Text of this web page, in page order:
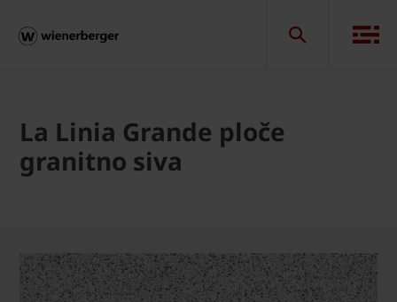
La Linia Grande ploče
granitno siva